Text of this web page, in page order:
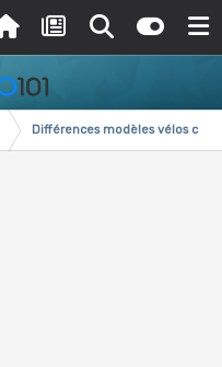
Différences modèles vélos